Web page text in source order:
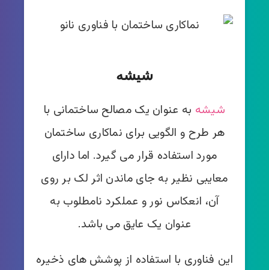
شیشه
شیشه به عنوان یک مصالح ساختمانی با
هر طرح و الگویی برای نماکاری ساختمان
مورد استفاده قرار می گیرد. اما دارای
معایبی نظیر به جای ماندن اثر لک بر روی
آن، انعکاس نور و عملکرد نامطلوب به
عنوان یک عایق می باشد.
این فناوری با استفاده از پوشش های ذخیره